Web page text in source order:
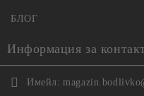
БЛОГ
Информация за
Имейл: